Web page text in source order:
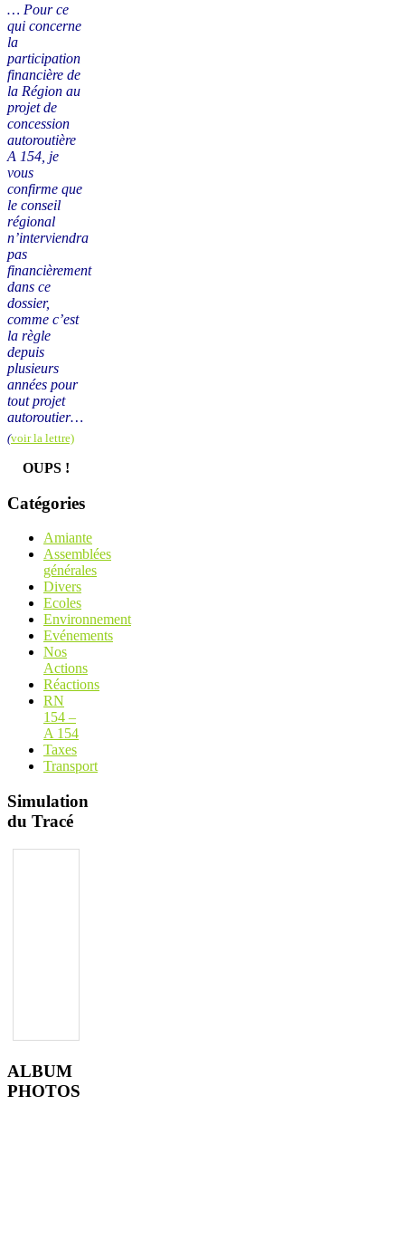
… Pour ce
qui concerne
la
participation
financière de
la Région au
projet de
concession
autoroutière
A 154, je
vous
confirme que
le conseil
régional
n’interviendra
pas
financièrement
dans ce
dossier,
comme c’est
la règle
depuis
plusieurs
années pour
tout projet
autoroutier…
(voir la lettre)
OUPS !
Catégories
Amiante
Assemblées
générales
Divers
Ecoles
Environnement
Evénements
Nos
Actions
Réactions
RN
154 –
A 154
Taxes
Transport
Simulation
du Tracé
ALBUM
PHOTOS